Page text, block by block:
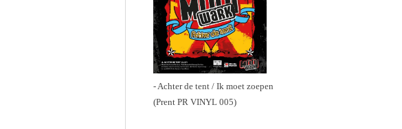
- Achter de tent / Ik moet zoepen
(Prent PR VINYL 005)